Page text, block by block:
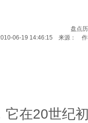
盘点
06-19 14:46:15 来源： 作
它在20世纪